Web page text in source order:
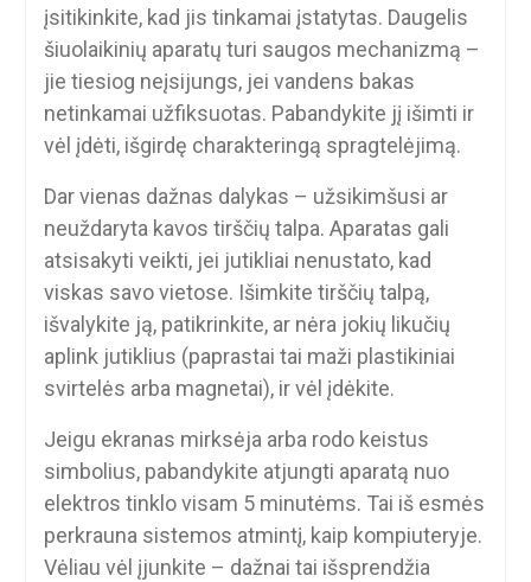
įsitikinkite, kad jis tinkamai įstatytas. Daugelis
šiuolaikinių aparatų turi saugos mechanizmą –
jie tiesiog neįsijungs, jei vandens bakas
netinkamai užfiksuotas. Pabandykite jį išimti ir
vėl įdėti, išgirdę charakteringą spragtelėjimą.
Dar vienas dažnas dalykas – užsikimšusi ar
neuždaryta kavos tirščių talpa. Aparatas gali
atsisakyti veikti, jei jutikliai nenustato, kad
viskas savo vietose. Išimkite tirščių talpą,
išvalykite ją, patikrinkite, ar nėra jokių likučių
aplink jutiklius (paprastai tai maži plastikiniai
svirtelės arba magnetai), ir vėl įdėkite.
Jeigu ekranas mirksėja arba rodo keistus
simbolius, pabandykite atjungti aparatą nuo
elektros tinklo visam 5 minutėms. Tai iš esmės
perkrauna sistemos atmintį, kaip kompiuteryje.
Vėliau vėl įjunkite – dažnai tai išsprendžia